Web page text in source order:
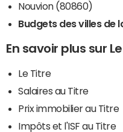
Nouvion (80860)
Budgets des villes de
En savoir plus sur
Le Titre
Salaires au Titre
Prix immobilier au Titre
Impôts et l'ISF au Titre